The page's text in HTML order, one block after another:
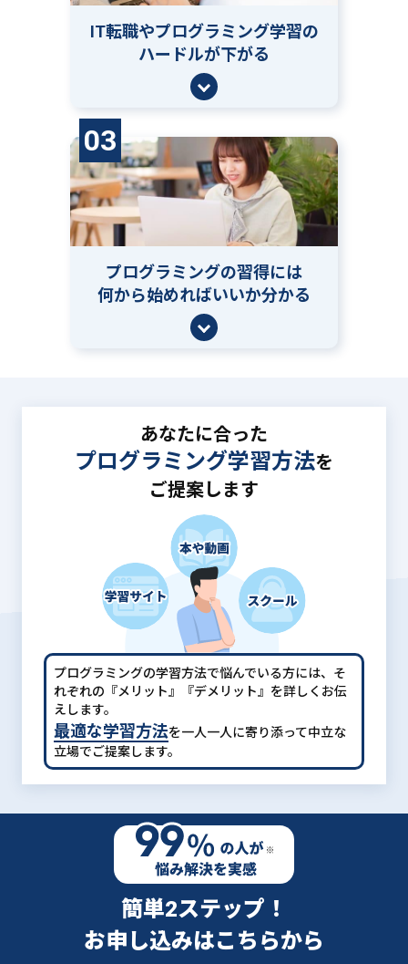
IT転職やプログラミング学習の
ハードルが下がる
03
プログラミングの習得には
何から始めればいいか分かる
あなたに合った
プログラミング学習方法を
ご提案します
プログラミングの学習方法で悩んでいる方には、 そ
れぞれの『メリット』『デメリット』を詳しくお伝
えします。
最適な学習方法を一人一人に寄り添って中立な
立場でご提案します。
簡単2ステップ！
お申し込みはこちらから